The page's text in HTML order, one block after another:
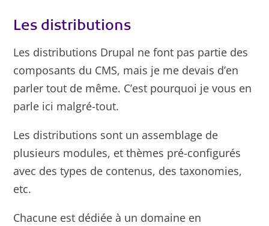
Les distributions
Les distributions Drupal ne font pas partie des
composants du CMS, mais je me devais d’en
parler tout de même. C’est pourquoi je vous en
parle ici malgré-tout.
Les distributions sont un assemblage de
plusieurs modules, et thèmes pré-configurés
avec des types de contenus, des taxonomies,
etc.
Chacune est dédiée à un domaine en